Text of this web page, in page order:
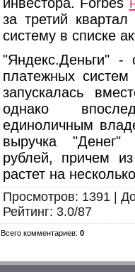
за третий
систему в списке
"Яндекс.Деньги"
платежных
запускалась
однако
единоличным
выручка "Денег"
рублей, причем
растет на
Просмотров: 1391 |
Рейтинг: 3.0/87
Всего комментариев: 0